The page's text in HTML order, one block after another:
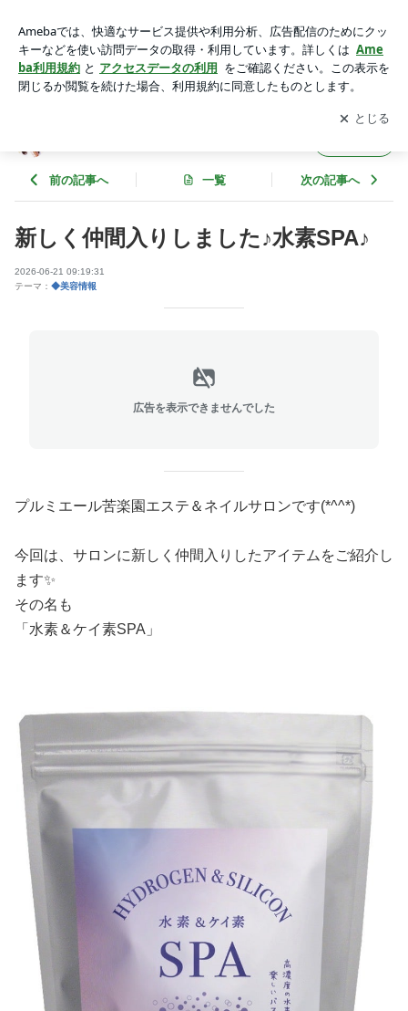
ラックス、活性酸素除去、疲労回復 | プルミエール苦楽園❤河
合直子ブログ
アプリをダウンロードして ブログの更新通知
を受け取りまし
ょう。
開く
前の記事へ 一覧 次の記事へ
新しく仲間入りしました♪水素SPA♪
2026-06-21 09:19:31
テーマ： ◆美容情報
広告を表示できませんでした
プルミエール苦楽園エステ＆ネイルサロンです(*^^*)
今回は、サロンに新しく仲間入りしたアイテムをご紹介し
ます✨
その名も
「水素＆ケイ素SPA」